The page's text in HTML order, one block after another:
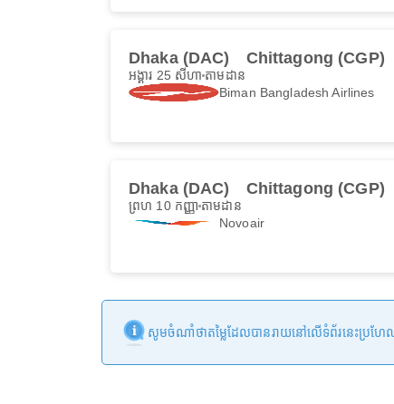
Dhaka (DAC) Chittagong (CGP)
អង្គារ 25 សីហា តាមដាន
Biman Bangladesh Airlines
Dhaka (DAC) Chittagong (CGP)
ព្រហ 10 កញ្ញា តាមដាន
Novoair
សូមចំណាំថាតម្លៃដែលបានរាយនៅលើទំព័រនេះប្រហ